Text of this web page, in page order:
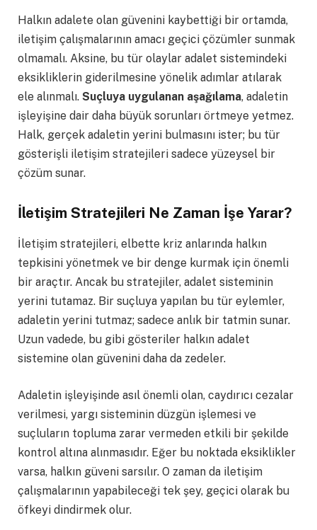
Halkın adalete olan güvenini kaybettiği bir ortamda,
iletişim çalışmalarının amacı geçici çözümler sunmak
olmamalı. Aksine, bu tür olaylar adalet sistemindeki
eksikliklerin giderilmesine yönelik adımlar atılarak
ele alınmalı. Suçluya uygulanan aşağılama, adaletin
işleyişine dair daha büyük sorunları örtmeye yetmez.
Halk, gerçek adaletin yerini bulmasını ister; bu tür
gösterişli iletişim stratejileri sadece yüzeysel bir
çözüm sunar.
İletişim Stratejileri Ne Zaman İşe Yarar?
İletişim stratejileri, elbette kriz anlarında halkın
tepkisini yönetmek ve bir denge kurmak için önemli
bir araçtır. Ancak bu stratejiler, adalet sisteminin
yerini tutamaz. Bir suçluya yapılan bu tür eylemler,
adaletin yerini tutmaz; sadece anlık bir tatmin sunar.
Uzun vadede, bu gibi gösteriler halkın adalet
sistemine olan güvenini daha da zedeler.
Adaletin işleyişinde asıl önemli olan, caydırıcı cezalar
verilmesi, yargı sisteminin düzgün işlemesi ve
suçluların topluma zarar vermeden etkili bir şekilde
kontrol altına alınmasıdır. Eğer bu noktada eksiklikler
varsa, halkın güveni sarsılır. O zaman da iletişim
çalışmalarının yapabileceği tek şey, geçici olarak bu
öfkeyi dindirmek olur.